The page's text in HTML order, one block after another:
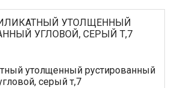
УТОЛЩЕННЫЙ
УГЛОВОЙ, СЕРЫЙ Т,7